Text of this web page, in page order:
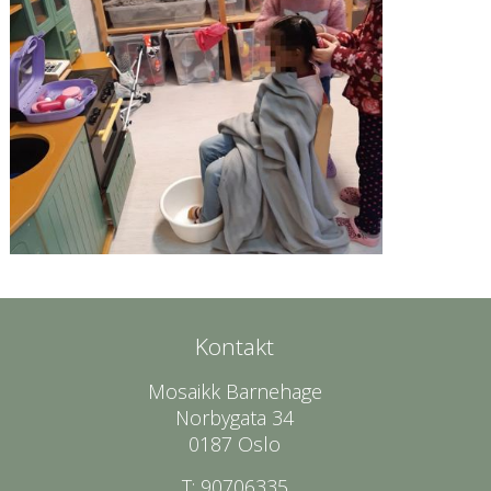
Kontakt
Mosaikk Barnehage
Norbygata 34
0187 Oslo